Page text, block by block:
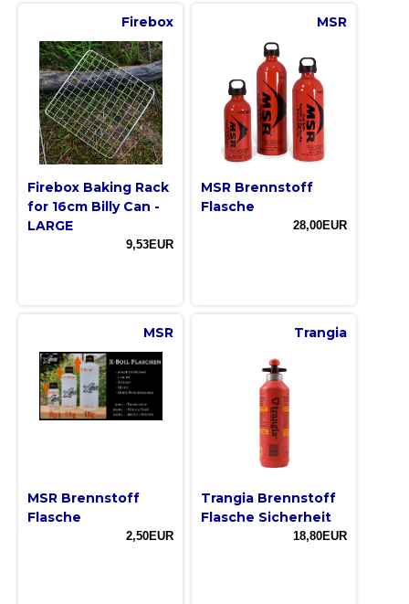
Firebox
Firebox Baking Rack
for 16cm Billy Can -
LARGE
9,53EUR
MSR
MSR Brennstoff
Flasche
28,00EUR
MSR
MSR Brennstoff
Flasche
2,50EUR
Trangia
Trangia Brennstoff
Flasche Sicherheit
18,80EUR